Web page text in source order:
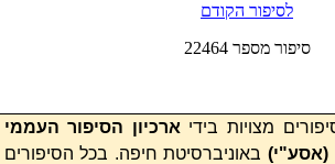
לסיפור הקודם
22464 סיפור מספר
מצויות בידי ארכיון הסיפור העממי
(אסע"י) באוניברסיטת חיפה. בכל הסיפורים